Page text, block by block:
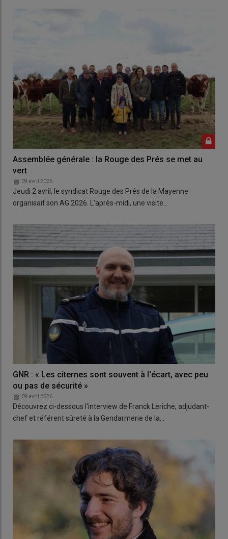
Assemblée générale : la Rouge des Prés se met au
vert
09 avril 2026
Jeudi 2 avril, le syndicat Rouge des Prés de la Mayenne
organisait son AG 2026. L'après-midi, une visite…
GNR : « Les citernes sont souvent à l'écart, avec peu
ou pas de sécurité »
09 avril 2026
Découvrez ci-dessous l'interview de Franck Leriche, adjudant-
chef et référent sûreté à la Gendarmerie de la…